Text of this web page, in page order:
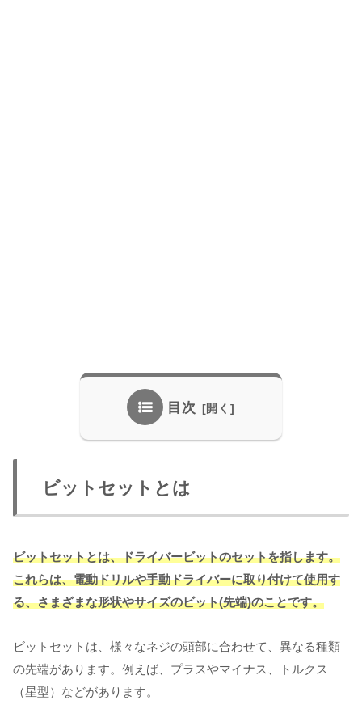
目次
ビットセットとは
ビットセットとは、ドライバービットのセットを指します。
これらは、電動ドリルや手動ドライバーに取り付けて使用す
る、さまざまな形状やサイズのビット(先端)のことです。
ビットセットは、様々なネジの頭部に合わせて、異なる種類
の先端があります。例えば、プラスやマイナス、トルクス
（星型）などがあります。